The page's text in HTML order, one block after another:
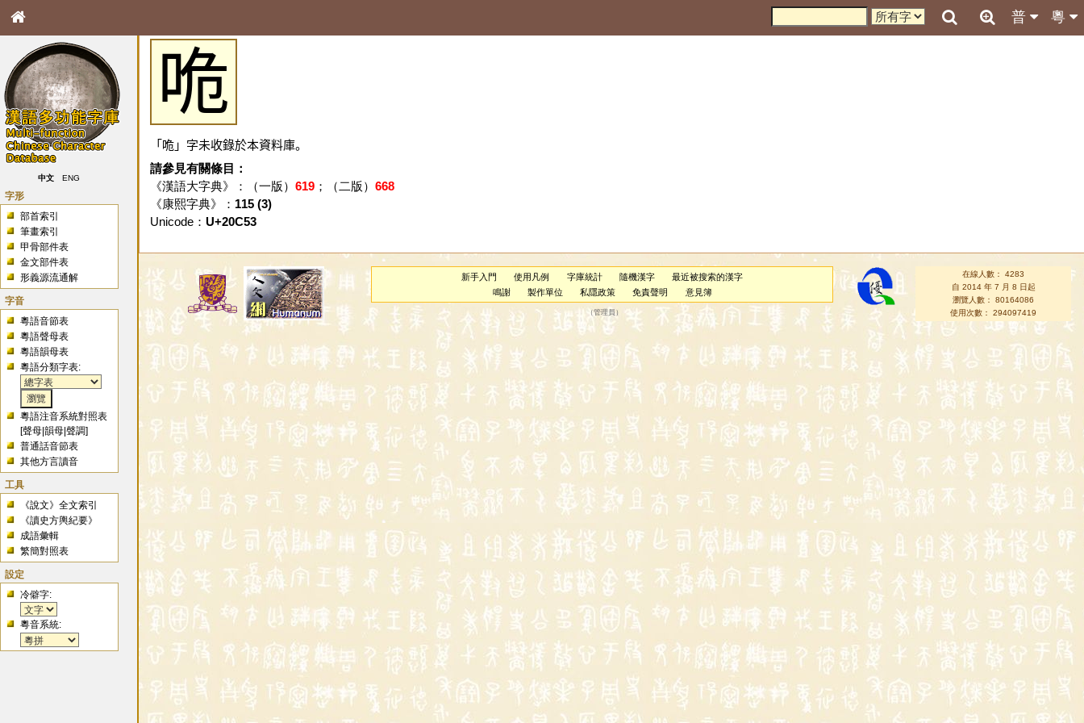
粵
普
中文 ENG
字形
部首索引
筆畫索引
甲骨部件表
金文部件表
形義源流通解
字音
粵語音節表
粵語聲母表
粵語韻母表
粵語分類字表:
粵語注音系統對照表
[聲母 |韻母 |聲調]
普通話音節表
其他方言讀音
工具
《說文》全文索引
《讀史方輿紀要》
成語彙輯
繁簡對照表
設定
冷僻字:
粵音系統:
𠱓
「𠱓」字未收錄於本資料庫。
請參見有關條目：
《漢語大字典》：（一版） 619；（二版） 668
《康熙字典》： 115 (3)
Unicode： U+20C53
新手入門 使用凡例 字庫統計 隨機漢字
最近被搜索的漢字
鳴謝
製作單位 私隱政策 免責聲明 意見簿
（管理員 ）
在線人數： 4283
自 2014 年 7 月 8 日起
瀏覽人數： 80164086
使用次數： 294097419